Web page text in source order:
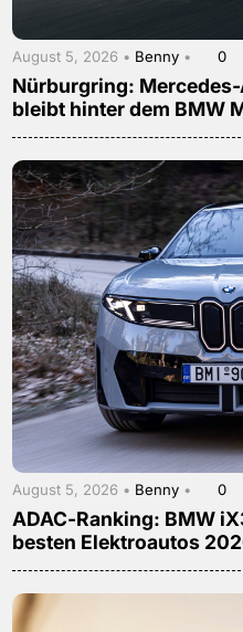
August 5, 2026 • Benny • 0
Nürburgring: Mercedes-
bleibt hinter dem BMW
August 5, 2026 • Benny • 0
ADAC-Ranking: BMW
besten Elektroautos